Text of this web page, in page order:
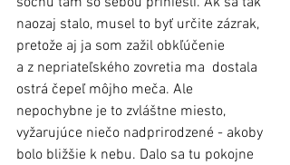
naozaj stalo, musel to byť určite zázrak,
pretože aj ja som zažil obkľúčenie
a z nepriateľského zovretia ma  dostala
ostrá čepeľ môjho meča. Ale
nepochybne je to zvláštne miesto,
vyžarujúce niečo nadprirodzené - akoby
bolo bližšie k nebu. Dalo sa tu pokojne